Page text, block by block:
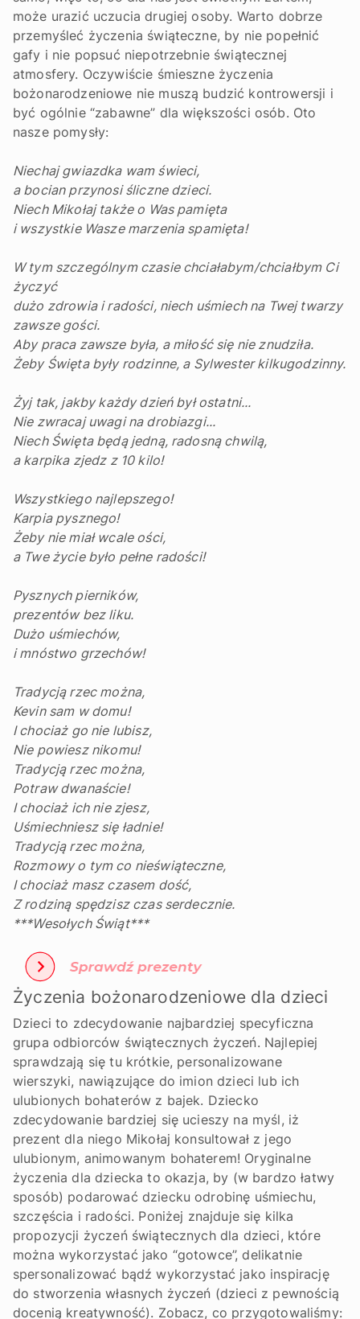
może urazić uczucia drugiej osoby. Warto dobrze
przemyśleć życzenia świąteczne, by nie popełnić
gafy i nie popsuć niepotrzebnie świątecznej
atmosfery. Oczywiście śmieszne życzenia
bożonarodzeniowe nie muszą budzić kontrowersji i
być ogólnie “zabawne” dla większości osób. Oto
nasze pomysły:
Niechaj gwiazdka wam świeci,
a bocian przynosi śliczne dzieci.
Niech Mikołaj także o Was pamięta
i wszystkie Wasze marzenia spamięta!
W tym szczególnym czasie chciałabym/chciałbym Ci
życzyć
dużo zdrowia i radości, niech uśmiech na Twej twarzy
zawsze gości.
Aby praca zawsze była, a miłość się nie znudziła.
Żeby Święta były rodzinne, a Sylwester kilkugodzinny.
Żyj tak, jakby każdy dzień był ostatni...
Nie zwracaj uwagi na drobiazgi...
Niech Święta będą jedną, radosną chwilą,
a karpika zjedz z 10 kilo!
Wszystkiego najlepszego!
Karpia pysznego!
Żeby nie miał wcale ości,
a Twe życie było pełne radości!
Pysznych pierników,
prezentów bez liku.
Dużo uśmiechów,
i mnóstwo grzechów!
Tradycją rzec można,
Kevin sam w domu!
I chociaż go nie lubisz,
Nie powiesz nikomu!
Tradycją rzec można,
Potraw dwanaście!
I chociaż ich nie zjesz,
Uśmiechniesz się ładnie!
Tradycją rzec można,
Rozmowy o tym co nieświąteczne,
I chociaż masz czasem dość,
Z rodziną spędzisz czas serdecznie.
***Wesołych Świąt***
Życzenia bożonarodzeniowe dla dzieci
Dzieci to zdecydowanie najbardziej specyficzna
grupa odbiorców świątecznych życzeń. Najlepiej
sprawdzają się tu krótkie, personalizowane
wierszyki, nawiązujące do imion dzieci lub ich
ulubionych bohaterów z bajek. Dziecko
zdecydowanie bardziej się ucieszy na myśl, iż
prezent dla niego Mikołaj konsultował z jego
ulubionym, animowanym bohaterem! Oryginalne
życzenia dla dziecka to okazja, by (w bardzo łatwy
sposób) podarować dziecku odrobinę uśmiechu,
szczęścia i radości. Poniżej znajduje się kilka
propozycji życzeń świątecznych dla dzieci, które
można wykorzystać jako “gotowce”, delikatnie
spersonalizować bądź wykorzystać jako inspirację
do stworzenia własnych życzeń (dzieci z pewnością
docenią kreatywność). Zobacz, co przygotowaliśmy: